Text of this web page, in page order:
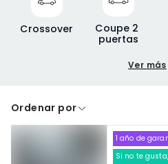
Crossover
Coupe 2
puertas
A crédito
Cdmx y Edo Mex
Ver más
Ordenar por
1 año de
Si no te